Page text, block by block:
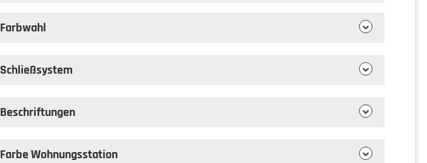
Farbwahl
Schließsystem
Beschriftungen
Farbe Wohnungsstation